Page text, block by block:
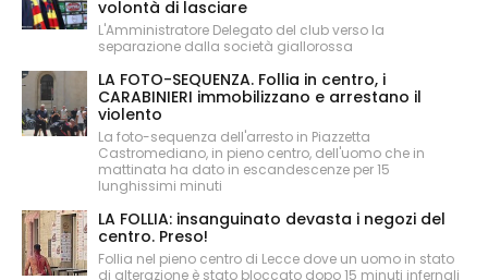
volontà di lasciare
L'Amministratore Delegato del club verso la
separazione dalla società giallorossa
LA FOTO-SEQUENZA. Follia in centro, i
CARABINIERI immobilizzano e arrestano il
violento
La foto-sequenza dell'arresto in Piazzetta
Castromediano, in pieno centro, dell'uomo che in
mattinata ha dato in escandescenze per 15
lunghissimi minuti
LA FOLLIA: insanguinato devasta i negozi del
centro. Preso!
Follia nel pieno centro di Lecce dove un uomo in stato
di alterazione è stato bloccato dopo 15 minuti infernali